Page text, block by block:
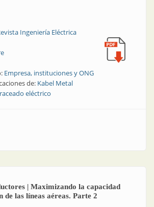
Ingeniería Eléctrica
Empresa, instituciones y ONG
de: Kabel Metal
eléctrico
Traceado | Traceado eléctrico para las
| Maximizando la capacidad
de las líneas aéreas. Parte 2